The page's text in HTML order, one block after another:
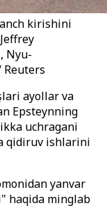
kirishini
Nyu-
Reuters
ayollar va
Epsteynning
uchragani
qidiruv ishlarini
yanvar
haqida minglab